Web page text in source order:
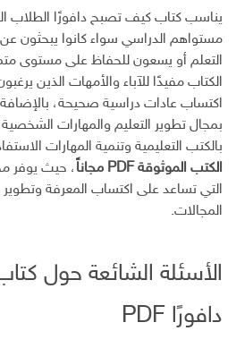
يناسب كتاب كيف تصبح دافورًا الطلاب
مستواهم الدراسي سواء كانوا يبحثون
التعلم أو يسعون للحفاظ على مستوى
الكتاب مفيدًا للآباء والأمهات الذين
اكتساب عادات دراسية صحيحة، بالإضافة
بمجال تطوير التعليم والمهارات
بالكتب التعليمية وتنمية المهارات
الكتب الموثوقة PDF مجاناً
، حيث يوفر
التي تساعد على اكتساب المعرفة
المجالات.
الأسئلة الشائعة حول
دافورًا PDF